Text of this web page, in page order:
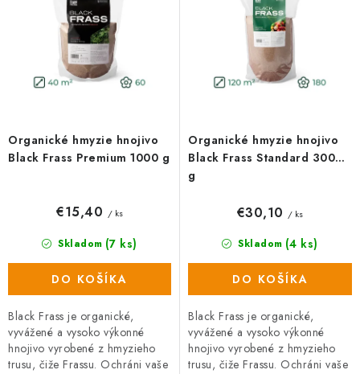
o
v
k
t
Organické hmyzie hnojivo
Black Frass Premium 1000 g
Skladom (7 ks)
€15,40 / ks
DO KOŠÍKA
Black Frass je organické,
vyvážené a vysoko výkonné
hnojivo vyrobené z hmyzieho
trusu, čiže Frassu. Ochráni vaše
Organické hmyzie hnojivo
Black Frass Standard 3000
g
Skladom (4 ks)
€30,10 / ks
DO KOŠÍKA
Black Frass je organické,
vyvážené a vysoko výkonné
hnojivo vyrobené z hmyzieho
trusu, čiže Frassu. Ochráni vaše